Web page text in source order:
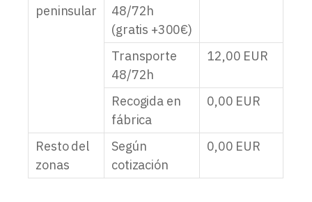
peninsular
48/72h
(gratis +300€)
Transporte
48/72h
12,00 EUR
Recogida en
fábrica
0,00 EUR
Resto del
zonas
Según
cotización
0,00 EUR